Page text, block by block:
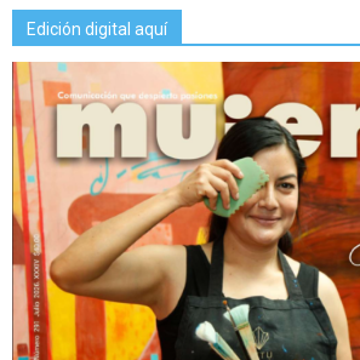
Edición digital aquí